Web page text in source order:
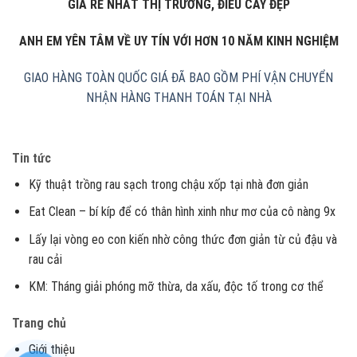
GIÁ RẺ NHẤT THỊ TRƯỜNG, ĐIẾU CÀY ĐẸP
ANH EM YÊN TÂM VỀ UY TÍN VỚI HƠN 10 NĂM KINH NGHIỆM
GIAO HÀNG TOÀN QUỐC GIÁ ĐÃ BAO GỒM PHÍ VẬN CHUYỂN
NHẬN HÀNG THANH TOÁN TẠI NHÀ
Tin tức
Kỹ thuật trồng rau sạch trong chậu xốp tại nhà đơn giản
Eat Clean – bí kíp để có thân hình xinh như mơ của cô nàng 9x
Lấy lại vòng eo con kiến nhờ công thức đơn giản từ củ đậu và
rau cải
KM: Tháng giải phóng mỡ thừa, da xấu, độc tố trong cơ thể
Trang chủ
Giới thiệu